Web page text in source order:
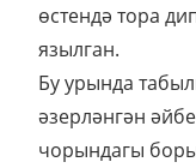
өстендә тора
язылган.
Бу урында
әзерләнгән
чорындагы